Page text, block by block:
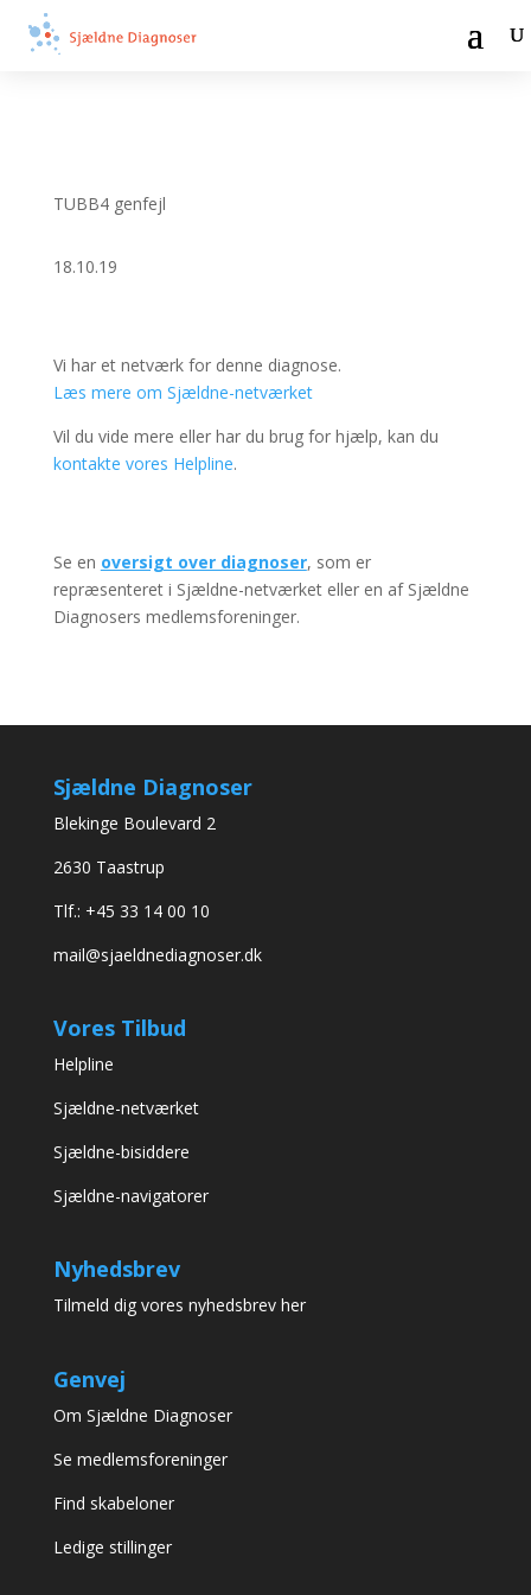
TUBB4 genfejl
18.10.19
Vi har et netværk for denne diagnose.
Læs mere om Sjældne-netværket
Vil du vide mere eller har du brug for hjælp, kan du
kontakte vores Helpline.
Se en oversigt over diagnoser, som er
repræsenteret i Sjældne-netværket eller en af Sjældne
Diagnosers medlemsforeninger.
Sjældne Diagnoser
Blekinge Boulevard 2
2630 Taastrup
Tlf.: +45 33 14 00 10
mail@sjaeldnediagnoser.dk
Vores Tilbud
Helpline
Sjældne-netværket
Sjældne-bisiddere
Sjældne-navigatorer
Nyhedsbrev
Tilmeld dig vores nyhedsbrev her
Genvej
Om Sjældne Diagnoser
Se medlemsforeninger
Find skabeloner
Ledige stillinger